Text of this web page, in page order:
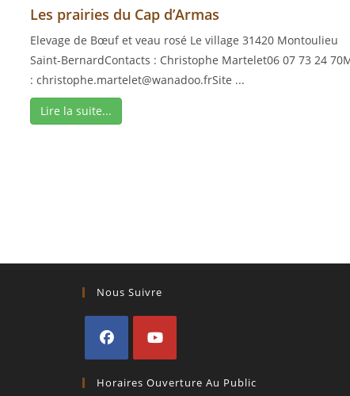
Les prairies du Cap d’Armas
Elevage de Bœuf et veau rosé Le village 31420 Montoulieu
Saint-BernardContacts : Christophe Martelet06 07 73 24
: christophe.martelet@wanadoo.frSite ...
Lire la suite...
Nous Suivre
dans
dans
Horaires Ouverture Au Public